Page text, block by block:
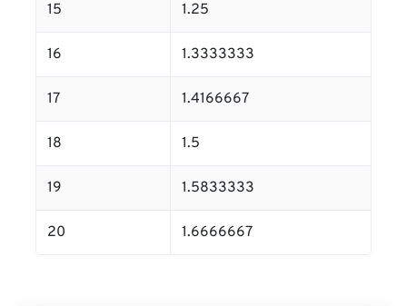
15 1.25
16 1.3333333
17 1.4166667
18 1.5
19 1.5833333
20 1.6666667